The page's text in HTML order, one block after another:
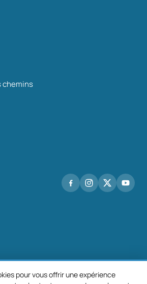
chemins
pour vous offrir une expérience